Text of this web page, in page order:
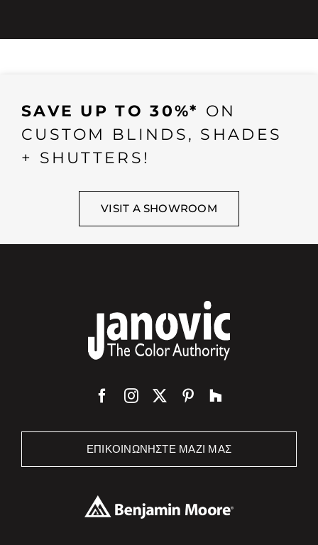
SAVE UP TO 30%* ON
CUSTOM BLINDS, SHADES
+ SHUTTERS!
VISIT A SHOWROOM
ΕΠΙΚΟΙΝΩΝΉΣΤΕ ΜΑΖΊ ΜΑΣ